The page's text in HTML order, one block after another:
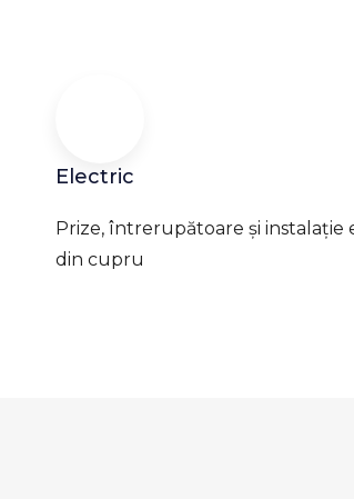
Electric
Prize, întrerupătoare și instalație
din cupru